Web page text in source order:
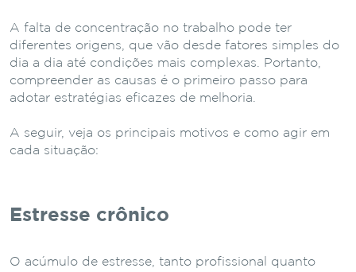
A falta de concentração no trabalho pode ter
diferentes origens, que vão desde fatores simples do
dia a dia até condições mais complexas. Portanto,
compreender as causas é o primeiro passo para
adotar estratégias eficazes de melhoria.
A seguir, veja os principais motivos e como agir em
cada situação:
Estresse crônico
O acúmulo de estresse, tanto profissional quanto